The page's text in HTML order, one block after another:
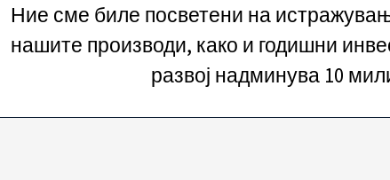
Ние сме биле посветени на
нашите производи, како и годишни
развој надминува 10